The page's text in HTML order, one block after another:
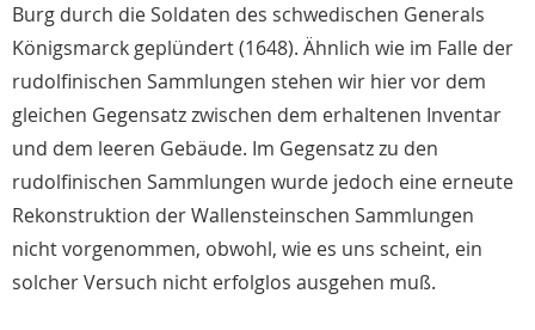
Burg durch die Soldaten des schwedischen Generals
Königsmarck geplündert (1648). Ähnlich wie im Falle der
rudolfinischen Sammlungen stehen wir hier vor dem
gleichen Gegensatz zwischen dem erhaltenen Inventar
und dem leeren Gebäude. Im Gegensatz zu den
rudolfinischen Sammlungen wurde jedoch eine erneute
Rekonstruktion der Wallensteinschen Sammlungen
nicht vorgenommen, obwohl, wie es uns scheint, ein
solcher Versuch nicht erfolglos ausgehen muß.